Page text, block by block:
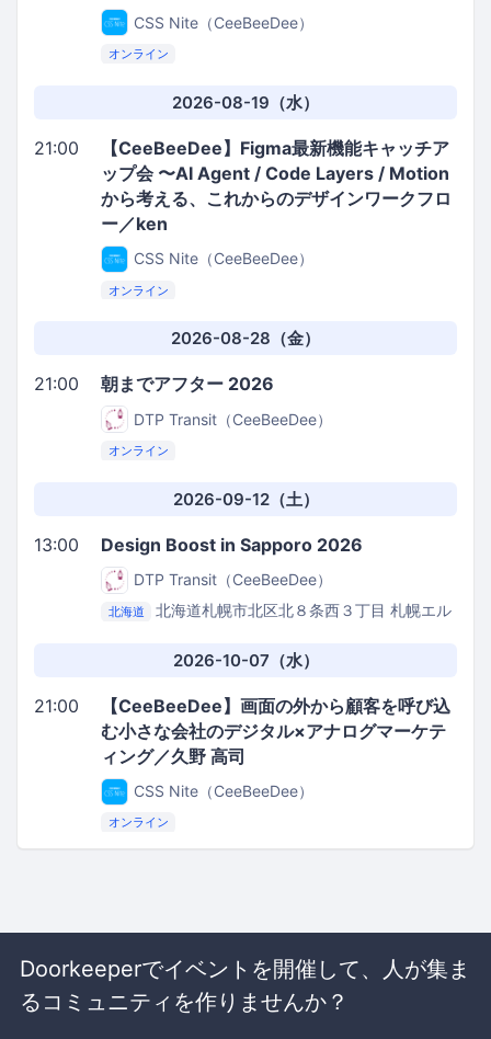
CSS Nite（CeeBeeDee）
オンライン
2026-08-19（水）
21:00
【CeeBeeDee】Figma最新機能キャッチア
ップ会 〜AI Agent / Code Layers / Motion
から考える、これからのデザインワークフロ
ー／ken
CSS Nite（CeeBeeDee）
オンライン
2026-08-28（金）
21:00 朝までアフター 2026
DTP Transit（CeeBeeDee）
オンライン
2026-09-12（土）
13:00 Design Boost in Sapporo 2026
DTP Transit（CeeBeeDee）
北海道
北海道札幌市北区北８条西３丁目 札幌エル
2026-10-07（水）
21:00
【CeeBeeDee】画面の外から顧客を呼び込
む小さな会社のデジタル×アナログマーケテ
ィング／久野 高司
CSS Nite（CeeBeeDee）
オンライン
Doorkeeperでイベントを開催して、人が集ま
るコミュニティを作りませんか？